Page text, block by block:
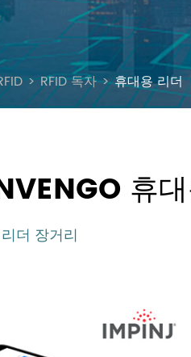
RFID 독자 휴대용 리더
휴
더 장거리